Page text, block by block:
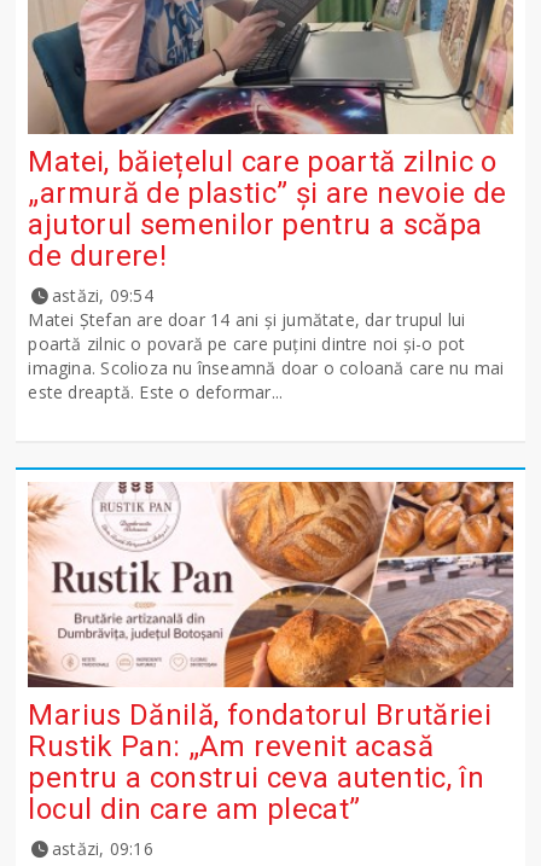
Matei, băiețelul care poartă zilnic o
„armură de plastic” și are nevoie de
ajutorul semenilor pentru a scăpa
de durere!
astăzi, 09:54
Matei Ștefan are doar 14 ani și jumătate, dar trupul lui
poartă zilnic o povară pe care puțini dintre noi și-o pot
imagina. Scolioza nu înseamnă doar o coloană care nu mai
este dreaptă. Este o deformar...
Marius Dănilă, fondatorul Brutăriei
Rustik Pan: „Am revenit acasă
pentru a construi ceva autentic, în
locul din care am plecat”
astăzi, 09:16